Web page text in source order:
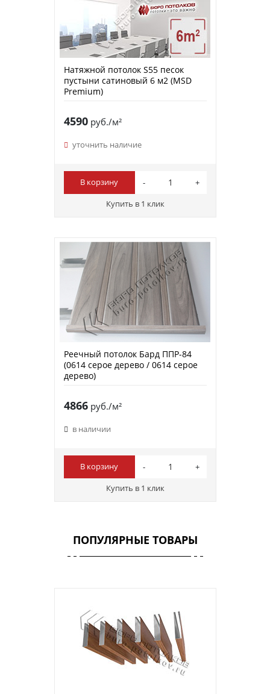
Натяжной потолок S55 песок
пустыни сатиновый 6 м2 (MSD
Premium)
4590руб./м²
уточнить наличие
В корзину
Купить в 1 клик
Реечный потолок Бард ППР-84
(0614 серое дерево / 0614 серое
дерево)
4866руб./м²
в наличии
В корзину
Купить в 1 клик
ПОПУЛЯРНЫЕ ТОВАРЫ